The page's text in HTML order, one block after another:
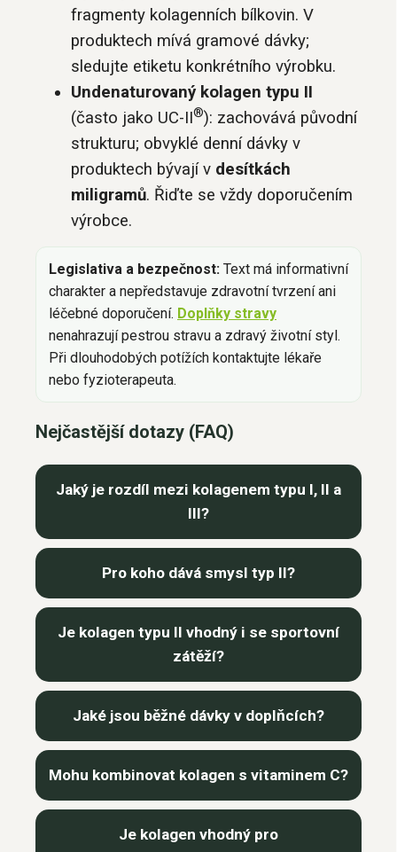
fragmenty kolagenních bílkovin. V
produktech mívá gramové dávky;
sledujte etiketu konkrétního výrobku.
Undenaturovaný kolagen typu II
(často jako UC-II®): zachovává původní
strukturu; obvyklé denní dávky v
produktech bývají v desítkách
miligramů. Řiďte se vždy doporučením
výrobce.
Legislativa a bezpečnost: Text má informativní
charakter a nepředstavuje zdravotní tvrzení ani
léčebné doporučení. Doplňky stravy
nenahrazují pestrou stravu a zdravý životní styl.
Při dlouhodobých potížích kontaktujte lékaře
nebo fyzioterapeuta.
Nejčastější dotazy (FAQ)
Jaký je rozdíl mezi kolagenem typu I, II a
III?
Pro koho dává smysl typ II?
Je kolagen typu II vhodný i se sportovní
zátěží?
Jaké jsou běžné dávky v doplňcích?
Mohu kombinovat kolagen s vitaminem C?
Je kolagen vhodný pro